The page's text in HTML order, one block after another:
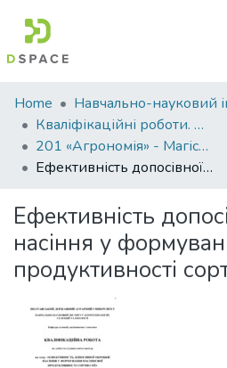
Communities
&
Collections
All of DSpace
Statistics
Home
Кваліфікаційні роботи. ННІ агротехнологій, селекції та екології
201 «Агрономія» - Магістри 2024-2025
Ефективність допосівної обробки насіння у формуванні насіннєвої продуктивності сортів сої
Ефективність
насіння у
продуктивності